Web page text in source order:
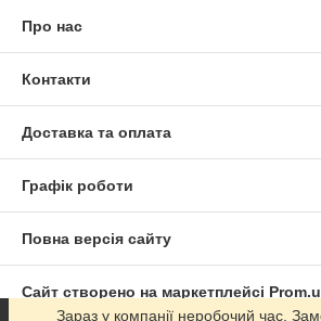
Про нас
Контакти
Доставка та оплата
Графік роботи
Повна версія сайту
Сайт створено на маркетплейсі
Зараз у компанії неробочий час.